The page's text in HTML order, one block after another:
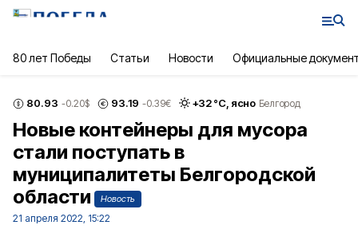
80 лет Победы Статьи Новости Официальные
80.93 -0.20$ 93.19 -0.39€ +32°С, ясно Белгород
Новые контейнеры для мусора
стали поступать в
муниципалитеты Белгородской
области
Новость
21 апреля 2022, 15:22